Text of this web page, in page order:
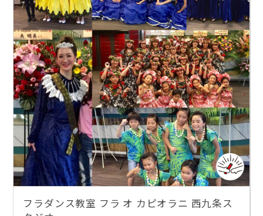
フラダンス教室 フラ オ カピオラニ 西九条ス